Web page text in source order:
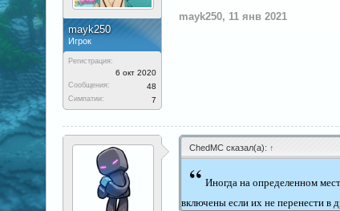
mayk250
Игрок
Регистрация:
6 окт 2020
Сообщения: 48
Симпатии: 7
mayk250, 11 янв 2021
ChedMC сказал(а): ↑
“ Иногда на определенном
включены если их не перенести в